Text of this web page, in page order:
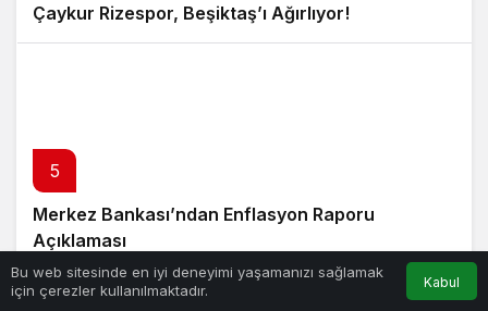
Çaykur Rizespor, Beşiktaş’ı Ağırlıyor!
5
Merkez Bankası’ndan Enflasyon Raporu
Açıklaması
Bu web sitesinde en iyi deneyimi yaşamanızı sağlamak
için çerezler kullanılmaktadır.
Kabul